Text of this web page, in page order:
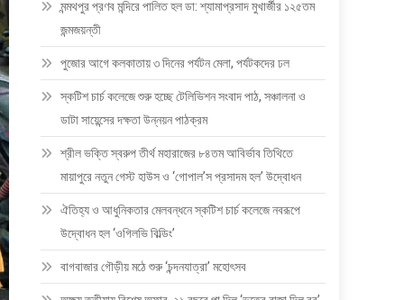
মন্মথপুর প্রণব মন্দিরে পালিত হল ডা: শ্যামাপ্রসাদ মুখার্জীর ১২৫তম
জন্মজয়ন্তী
পুজোর আগে কলকাতায় ৩ দিনের পর্যটন মেলা, পর্যটকদের ঢল
স্কটিশ চার্চ কলেজে শুরু হচ্ছে টেলিভিশন সংবাদ পাঠ, সঞ্চালনা ও
ডাটা সায়েন্সের দক্ষতা উন্নয়ন পাঠক্রম
শ্রীল ভক্তি স্বরুপ তীর্থ মহারাজের ৮৪তম আবির্ভাব তিথিতে
মায়াপুরে নতুন গেস্ট হাউস ও ‘গোপাল’স প্রসাদম হল’ উদ্বোধন
ঐতিহ্য ও আধুনিকতার মেলবন্ধনে স্কটিশ চার্চ কলেজে নবরূপে
উদ্বোধন হল ‘ওগিলভি বিল্ডিং’
বাগবাজার গৌড়ীয় মঠে শুরু ‘চন্দনযাত্রা’ মহোৎসব